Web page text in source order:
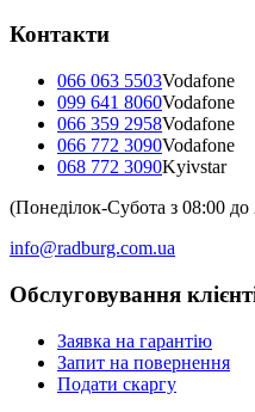
Контакти
066 063 5503Vodafone
099 641 8060Vodafone
066 359 2958Vodafone
066 772 3090Vodafone
068 772 3090Kyivstar
(Понеділок-Субота з 08:00 до
info@radburg.com.ua
Обслуговування
Заявка на гарантію
Запит на повернення
Подати скаргу